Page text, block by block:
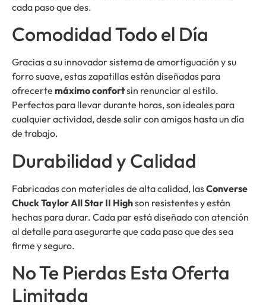
cada paso que des.
Comodidad Todo el Día
Gracias a su innovador sistema de amortiguación y su
forro suave, estas zapatillas están diseñadas para
ofrecerte máximo confortsin renunciar al estilo.
Perfectas para llevar durante horas, son ideales para
cualquier actividad, desde salir con amigos hasta un día
de trabajo.
Durabilidad y Calidad
Fabricadas con materiales de alta calidad, lasConverse
Chuck Taylor All Star II Highson resistentes y están
hechas para durar. Cada par está diseñado con atención
al detalle para asegurarte que cada paso que des sea
firme y seguro.
No Te Pierdas Esta Oferta
Limitada